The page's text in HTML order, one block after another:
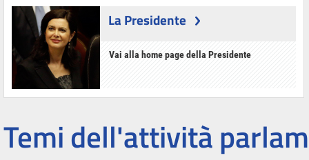
La Presidente
Vai alla home page della Presidente
Temi dell'attività